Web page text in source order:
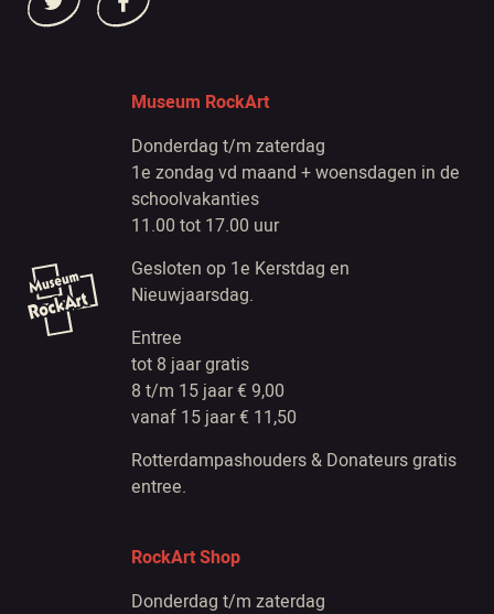
Museum RockArt
Donderdag t/m zaterdag
1e zondag vd maand + woensdagen in de
schoolvakanties
11.00 tot 17.00 uur
Gesloten op 1e Kerstdag en
Nieuwjaarsdag.
Entree
tot 8 jaar gratis
8 t/m 15 jaar € 9,00
vanaf 15 jaar € 11,50
Rotterdampashouders & Donateurs gratis
entree.
RockArt Shop
Donderdag t/m zaterdag